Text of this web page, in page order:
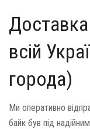
всій
города)
Ми оперативно
байк був під